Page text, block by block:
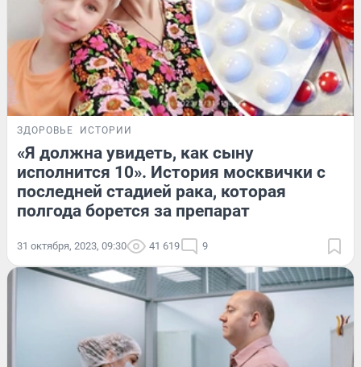
ЗДОРОВЬЕ ИСТОРИИ
«Я должна увидеть, как сыну
исполнится 10». История москвички с
последней стадией рака, которая
полгода борется за препарат
31 октября, 2023, 09:30 41 619 9